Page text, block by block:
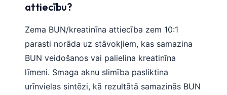
attiecību?
Zema BUN/kreatinīna attiecība zem 10:1
parasti norāda uz stāvokļiem, kas samazina
BUN veidošanos vai palielina kreatinīna
līmeni. Smaga aknu slimība pasliktina
urīnvielas sintēzi, kā rezultātā samazinās BUN